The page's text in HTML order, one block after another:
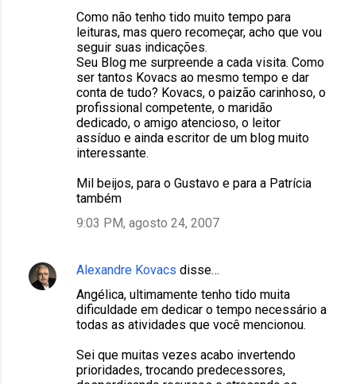
Como não tenho tido muito tempo para
leituras, mas quero recomeçar, acho que vou
seguir suas indicações.
Seu Blog me surpreende a cada visita. Como
ser tantos Kovacs ao mesmo tempo e dar
conta de tudo? Kovacs, o paizão carinhoso, o
profissional competente, o maridão
dedicado, o amigo atencioso, o leitor
assíduo e ainda escritor de um blog muito
interessante.
Mil beijos, para o Gustavo e para a Patrícia
também
9:03 PM, agosto 24, 2007
Alexandre Kovacs disse…
Angélica, ultimamente tenho tido muita
dificuldade em dedicar o tempo necessário a
todas as atividades que você mencionou.
Sei que muitas vezes acabo invertendo
prioridades, trocando predecessores,